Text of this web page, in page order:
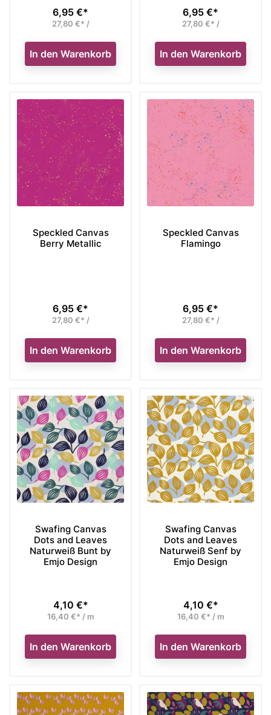
Preis
6,95 €*
27,80 €* /
In den Warenkorb
Preis
6,95 €*
27,80 €* /
In den Warenkorb
Speckled Canvas
Berry Metallic
Preis
6,95 €*
27,80 €* /
In den Warenkorb
Speckled Canvas
Flamingo
Preis
6,95 €*
27,80 €* /
In den Warenkorb
Swafing Canvas
Dots and Leaves
Naturweiß Bunt by
Emjo Design
Preis
4,10 €*
16,40 €* / m
In den Warenkorb
Swafing Canvas
Dots and Leaves
Naturweiß Senf by
Emjo Design
Preis
4,10 €*
16,40 €* / m
In den Warenkorb